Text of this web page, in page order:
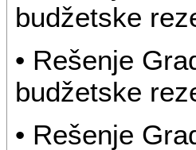
budžetske
• Rešenje
budžetske
• Rešenje